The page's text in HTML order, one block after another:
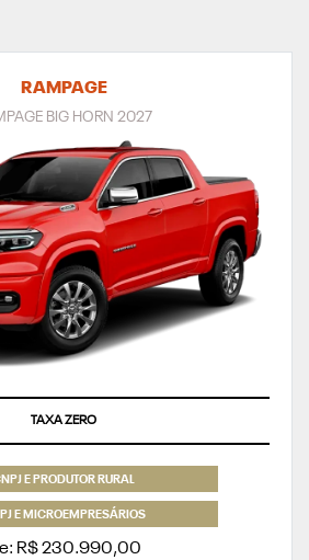
RAMPAGE
BIG HORN 2027
TAXA ZERO
E PRODUTOR RURAL
E MICROEMPRESÁRIOS
R$ 230.990,00